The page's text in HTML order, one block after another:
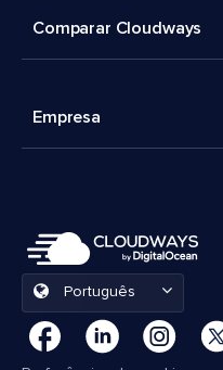
Comparar Cloudways
Empresa
Português